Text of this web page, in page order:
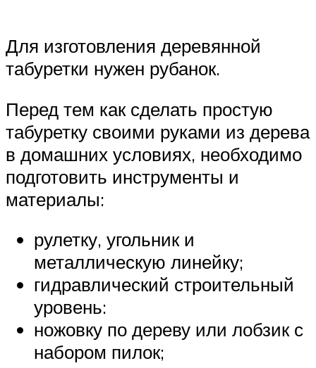
Для изготовления деревянной
табуретки нужен рубанок.
Перед тем как сделать простую
табуретку своими руками из дерева
в домашних условиях, необходимо
подготовить инструменты и
материалы:
рулетку, угольник и
металлическую линейку;
гидравлический строительный
уровень:
ножовку по дереву или лобзик с
набором пилок;